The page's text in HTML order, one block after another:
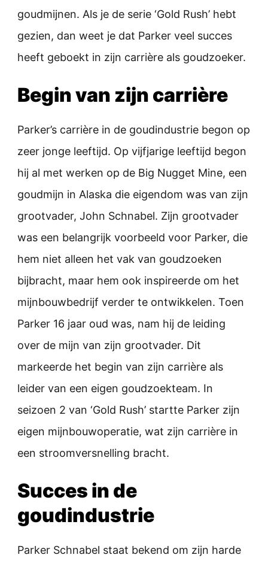
goudmijnen. Als je de serie ‘Gold Rush’ hebt
gezien, dan weet je dat Parker veel succes
heeft geboekt in zijn carrière als goudzoeker.
Begin van zijn carrière
Parker’s carrière in de goudindustrie begon op
zeer jonge leeftijd. Op vijfjarige leeftijd begon
hij al met werken op de Big Nugget Mine, een
goudmijn in Alaska die eigendom was van zijn
grootvader, John Schnabel. Zijn grootvader
was een belangrijk voorbeeld voor Parker, die
hem niet alleen het vak van goudzoeken
bijbracht, maar hem ook inspireerde om het
mijnbouwbedrijf verder te ontwikkelen. Toen
Parker 16 jaar oud was, nam hij de leiding
over de mijn van zijn grootvader. Dit
markeerde het begin van zijn carrière als
leider van een eigen goudzoekteam. In
seizoen 2 van ‘Gold Rush’ startte Parker zijn
eigen mijnbouwoperatie, wat zijn carrière in
een stroomversnelling bracht.
Succes in de
goudindustrie
Parker Schnabel staat bekend om zijn harde